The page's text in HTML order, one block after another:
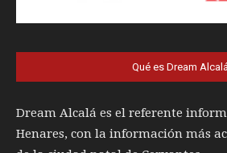
Qué es Dream Alcalá
Dream Alcalá es el referente
Henares, con la información más